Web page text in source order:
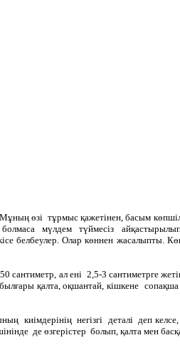
өзі тұрмыс қажетінен, басым
мүлдем түймесіз
белбеулер. Олар көннен жасалыпты.
сантиметр, ал ені 2,5-3 сантиметрге
былғары қалта, оқшантай, кішкене
киімдерінің негізгі деталі деп
де өзгерістер болып, қалта мен